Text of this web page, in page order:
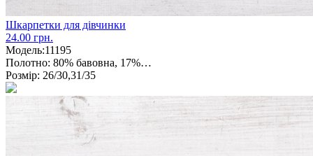
Шкарпетки для дівчинки
24.00 грн.
Модель:11195
Полотно: 80% бавовна, 17%…
Розмір: 26/30,31/35